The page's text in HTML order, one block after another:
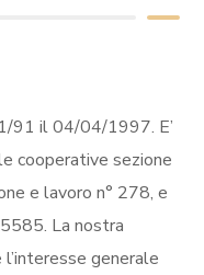
91 il 04/04/1997. E’
cooperative sezione
e lavoro n° 278, e
La nostra
generale